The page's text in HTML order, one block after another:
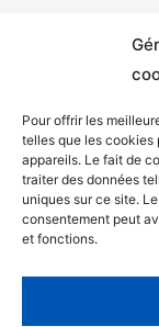
Pour offrir les
telles que les cookies
appareils. Le fait de
traiter des données
uniques sur ce site.
consentement peut
et fonctions.
Mentions
Politique de